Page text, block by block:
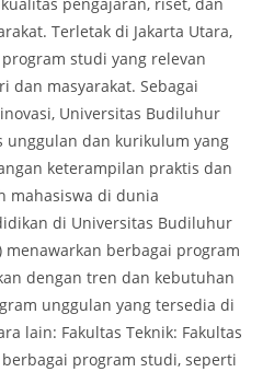
Terletak di Jakarta Utara,
studi yang relevan
dan masyarakat. Sebagai
Universitas Budiluhur
dan kurikulum yang
keterampilan praktis dan
mahasiswa di dunia
di Universitas Budiluhur
menawarkan berbagai program
dengan tren dan kebutuhan
unggulan yang tersedia di
lain: Fakultas Teknik: Fakultas
program studi, seperti